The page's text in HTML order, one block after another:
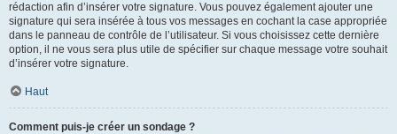
rédaction afin d’insérer votre signature. Vous pouvez également ajouter une
signature qui sera insérée à tous vos messages en cochant la case appropriée
dans le panneau de contrôle de l’utilisateur. Si vous choisissez cette dernière
option, il ne vous sera plus utile de spécifier sur chaque message votre souhait
d’insérer votre signature.
Haut
Comment puis-je créer un sondage ?